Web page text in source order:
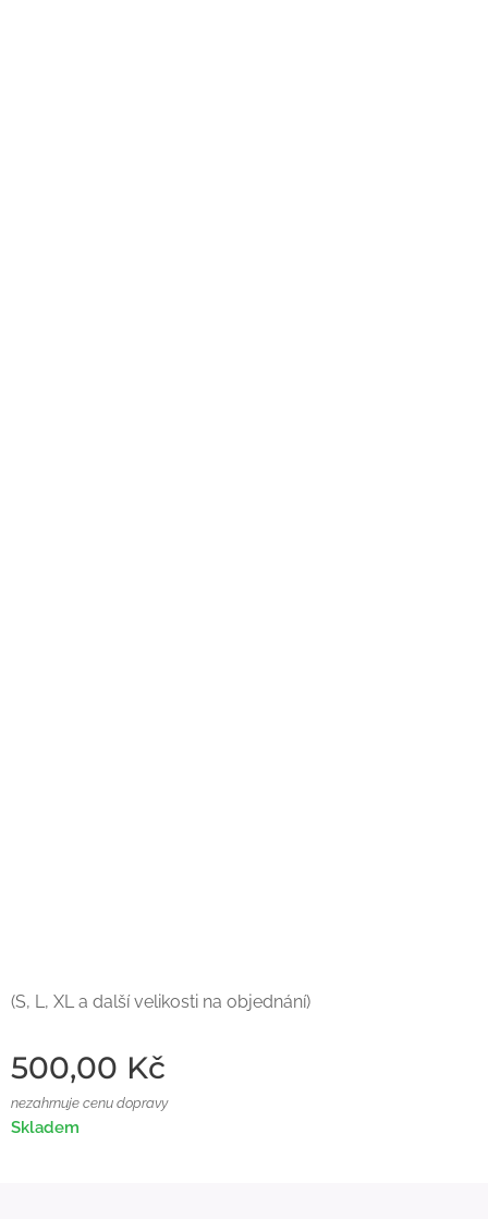
(S, L, XL a další velikosti na objednání)
500,00 Kč
nezahrnuje cenu dopravy
Skladem